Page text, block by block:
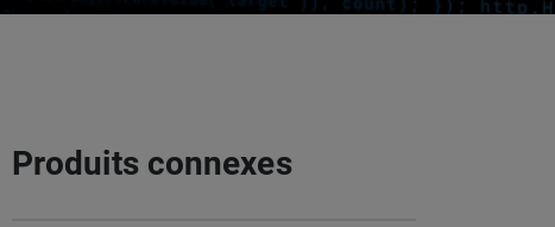
Produits connexes